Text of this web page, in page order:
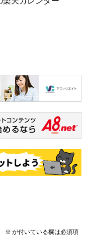
※ が付いている欄は必須項